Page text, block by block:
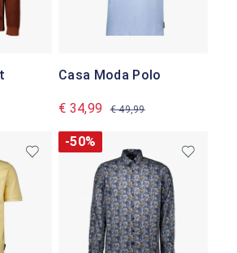
Casa Moda Polo
€ 34,99 € 49,99
-50%